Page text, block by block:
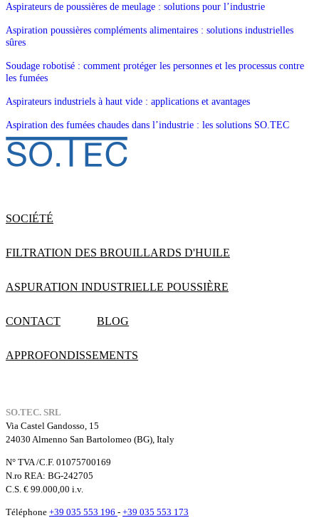
Aspirateurs de poussières de meulage : solutions pour l’industrie
Aspiration poussières compléments alimentaires : solutions industrielles
sûres
Soudage robotisé : comment protéger les personnes et les processus contre
les fumées
Aspirateurs industriels à haut vide : applications et avantages
Aspiration des fumées chaudes dans l’industrie : les solutions SO.TEC
SOCIÉTÉ
FILTRATION DES BROUILLARDS D'HUILE
ASPURATION INDUSTRIELLE POUSSIÈRE
CONTACT BLOG
APPROFONDISSEMENTS
SO.TEC. SRL
Via Castel Gandosso, 15
24030 Almenno San Bartolomeo (BG), Italy
N° TVA /C.F. 01075700169
N.ro REA: BG-242705
C.S. € 99.000,00 i.v.
Téléphone +39 035 553 196 - +39 035 553 173